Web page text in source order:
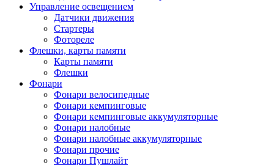
Управление освещением
Датчики движения
Стартеры
Фотореле
Флешки, карты памяти
Карты памяти
Флешки
Фонари
Фонари велосипедные
Фонари кемпинговые
Фонари кемпинговые аккумуляторные
Фонари налобные
Фонари налобные аккумуляторные
Фонари прочие
Фонари Пушлайт